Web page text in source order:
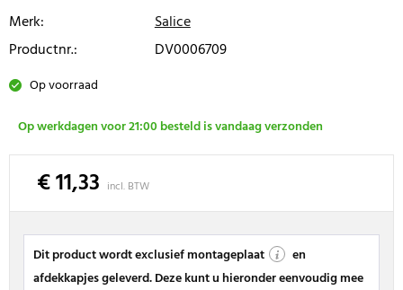
Merk:
Salice
Productnr.:
DV0006709
Op voorraad
Op werkdagen voor 21:00 besteld is vandaag verzonden
€ 11,33 incl. BTW
Dit product wordt exclusief montageplaat
en
afdekkapjes geleverd. Deze kunt u hieronder eenvoudig mee